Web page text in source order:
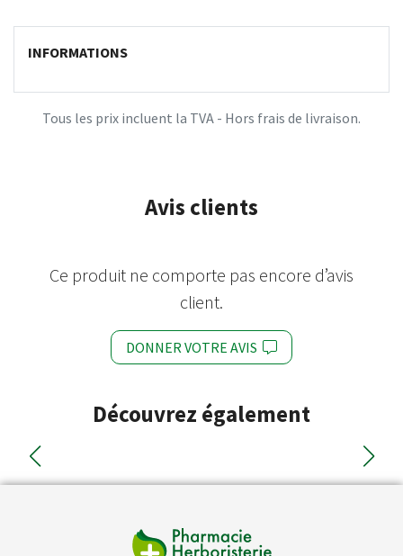
INFORMATIONS
Tous les prix incluent la TVA - Hors frais de livraison.
Avis clients
Ce produit ne comporte pas encore d’avis
client.
DONNER VOTRE AVIS
Découvrez également